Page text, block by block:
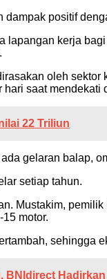
positif
kerja
oleh sektor
saat mendekati
22 Triliun
gelaran balap,
setiap tahun.
Mustakim,
motor.
sehingga